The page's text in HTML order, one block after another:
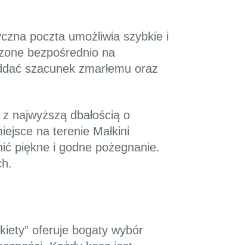
poczta umożliwia szybkie i
bezpośrednio na
szacunek zmarłemu oraz
najwyższą dbałością o
na terenie Małkini
piękne i godne pożegnanie.
oferuje bogaty wybór